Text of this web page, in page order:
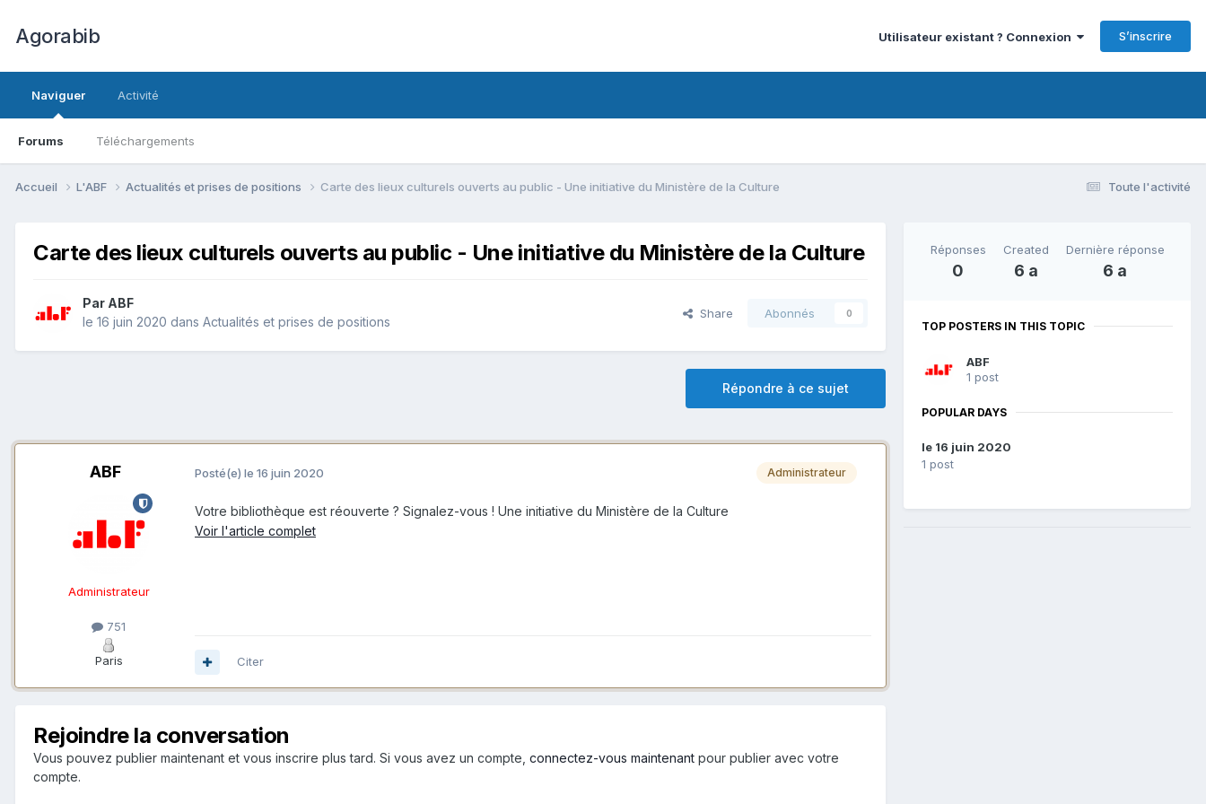
Agorabib Utilisateur existant ? Connexion S’inscrire
Naviguer
Forums Téléchargements
Activité
Toute l'activité
Accueil L'ABF Actualités et prises de positions Carte des lieux culturels ouverts au public - Une initiative du Ministère de la Culture
Carte des lieux culturels ouverts au public - Une initiative du Ministère de la Culture
Par ABF
le 16 juin 2020 dans Actualités et prises de positions
Share Abonnés 0
Répondre à ce sujet
ABF
Administrateur
751
Paris
Administrateur
Posté(e) le 16 juin 2020
Votre bibliothèque est réouverte ? Signalez-vous ! Une initiative du Ministère de la Culture
Voir l'article complet
Citer
Rejoindre la conversation
Vous pouvez publier maintenant et vous inscrire plus tard. Si vous avez un compte, connectez-vous maintenant pour publier avec votre
compte.
Réponses
0
Created
6 a
Dernière réponse
6 a
TOP POSTERS IN THIS TOPIC
ABF
1 post
POPULAR DAYS
le 16 juin 2020
1 post